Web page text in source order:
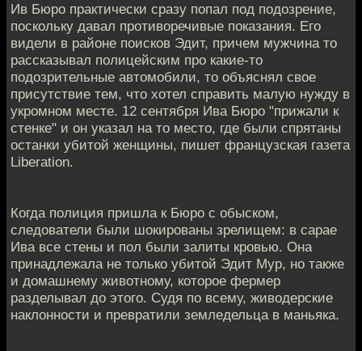
Ив Бюро практически сразу попал под подозрение,
поскольку давал противоречивые показания. Его
видели в районе поисков Эдит, причем мужчина то
рассказывал полицейским про какие-то
подозрительные автомобили, то объяснял свое
присутствие тем, что хотел справить малую нужду в
укромном месте. 12 сентября Ива Бюро "прижали к
стенке" и он указал на то место, где были спрятаны
останки убитой женщины, пишет французская газета
Liberation.
Когда полиция пришла к Бюро с обыском,
следователи были шокированы зрелищем: в сарае
Ива все стены и пол были залиты кровью. Она
принадлежала не только убитой Эдит Мур, но также
и домашнему животному, которое фермер
разделывал до этого. Судя по всему, живодерские
наклонности и превратили земледельца в маньяка.